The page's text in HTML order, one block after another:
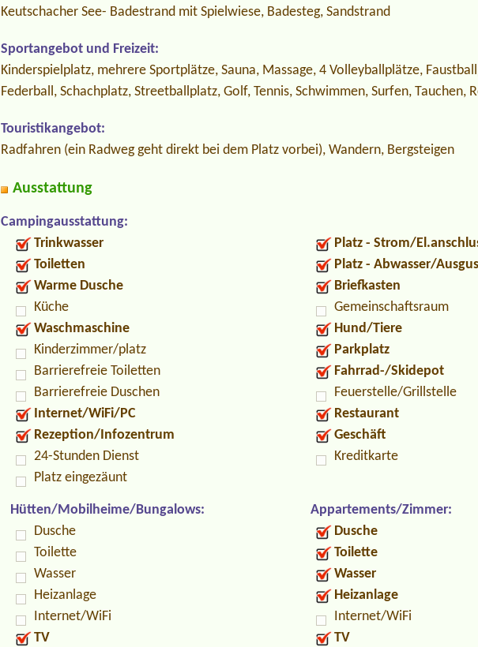
Keutschacher See- Badestrand mit Spielwiese, Badesteg, Sandstrand
Sportangebot und Freizeit:
Kinderspielplatz, mehrere Sportplätze, Sauna, Massage, 4 Volleyballplätze,
Federball, Schachplatz, Streetballplatz, Golf, Tennis, Schwimmen, Surfen, Tauchen,
Touristikangebot:
Radfahren (ein Radweg geht direkt bei dem Platz vorbei), Wandern, Bergsteigen
Ausstattung
Campingausstattung:
Trinkwasser
Toiletten
Warme Dusche
Küche
Waschmaschine
Kinderzimmer/platz
Barrierefreie Toiletten
Barrierefreie Duschen
Internet/WiFi/PC
Rezeption/Infozentrum
24-Stunden Dienst
Platz eingezäunt
Platz - Strom/
Platz - Abwasser/
Briefkasten
Gemeinschaftsraum
Hund/Tiere
Parkplatz
Fahrrad-/Skidepot
Feuerstelle/Grillstelle
Restaurant
Geschäft
Kreditkarte
Hütten/Mobilheime/Bungalows:
Dusche
Toilette
Wasser
Heizanlage
Internet/WiFi
TV
Appartements/Zimmer:
Dusche
Toilette
Wasser
Heizanlage
Internet/WiFi
TV